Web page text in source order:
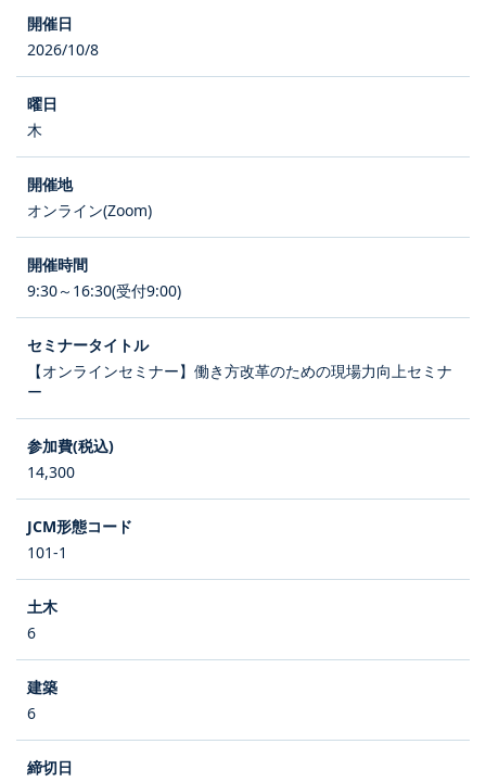
2026/10/8
木
オンライン(Zoom)
9:30～16:30(受付9:00)
【オンラインセミナー】働き方改革のための現場力向上セミナ
ー
14,300
101-1
6
6